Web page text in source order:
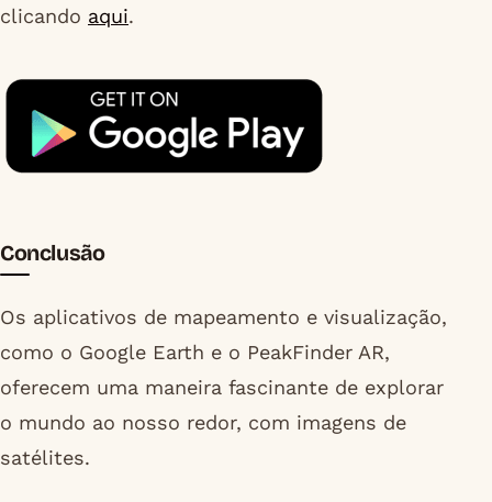
clicando aqui.
Conclusão
Os aplicativos de mapeamento e visualização,
como o Google Earth e o PeakFinder AR,
oferecem uma maneira fascinante de explorar
o mundo ao nosso redor, com imagens de
satélites.